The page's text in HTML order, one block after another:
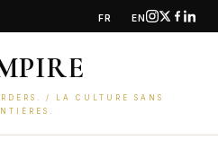
FR EN
/ LA CULTURE SANS